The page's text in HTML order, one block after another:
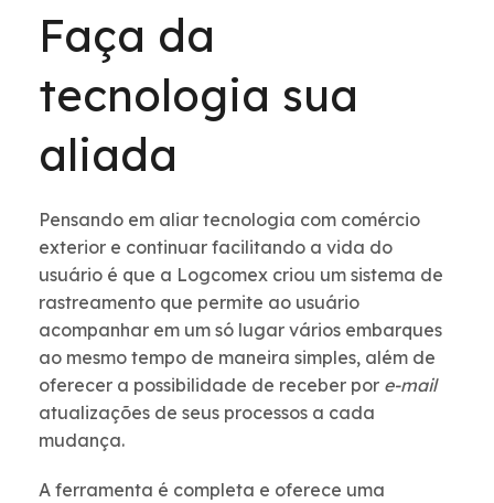
Faça da
tecnologia sua
aliada
Pensando em aliar tecnologia com comércio
exterior e continuar facilitando a vida do
usuário é que a Logcomex criou um sistema de
rastreamento que permite ao usuário
acompanhar em um só lugar vários embarques
ao mesmo tempo de maneira simples, além de
oferecer a possibilidade de receber por e-mail
atualizações de seus processos a cada
mudança.
A ferramenta é completa e oferece uma